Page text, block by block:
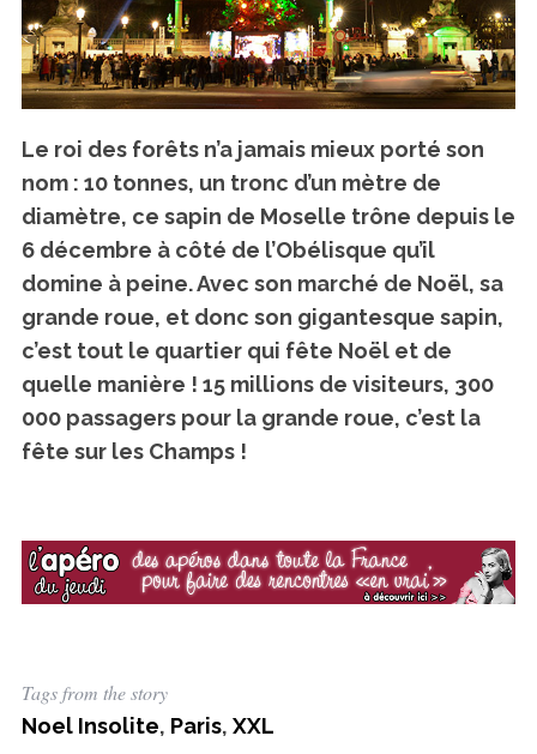
Le roi des forêts n’a jamais mieux porté son
nom : 10 tonnes, un tronc d’un mètre de
diamètre, ce sapin de Moselle trône depuis le
6 décembre à côté de l’Obélisque qu’il
domine à peine. Avec son marché de Noël, sa
grande roue, et donc son gigantesque sapin,
c’est tout le quartier qui fête Noël et de
quelle manière ! 15 millions de visiteurs, 300
000 passagers pour la grande roue, c’est la
fête sur les Champs !
Tags from the story
Noel Insolite, Paris, XXL